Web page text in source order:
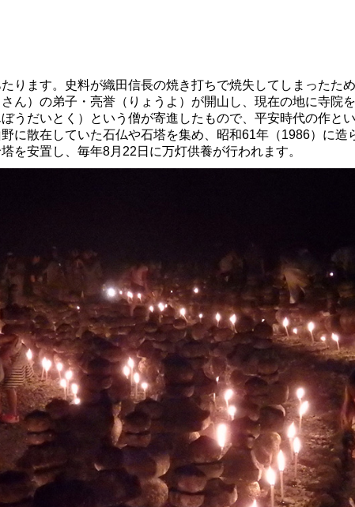
ります。史料が織田信長の焼き打ちで焼失してしまったた
ん）の弟子・亮誉（りょうよ）が開山し、現在の地に寺院
うだいとく）という僧が寄進したもので、平安時代の作と
に散在していた石仏や石塔を集め、昭和61年（1986）に
を安置し、毎年8月22日に万灯供養が行われます。